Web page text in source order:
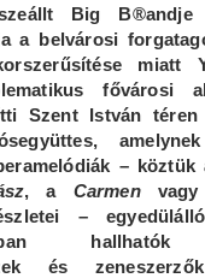
Big B®andje
a belvárosi
miatt
fővárosi
Szent István
– köztük
, a Carmen
–
hallhatók
és